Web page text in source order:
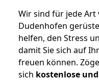
Wir sind für jede Art
Dudenhofen
helfen, den Stress
damit Sie sich auf
freuen können.
sich kostenlose